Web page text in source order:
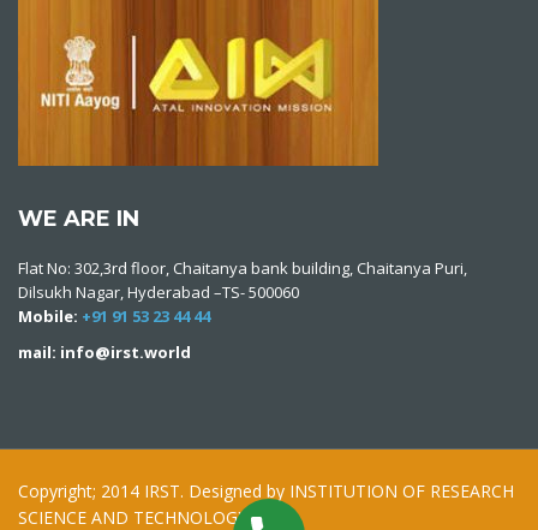
WE ARE IN
Flat No: 302,3rd floor, Chaitanya bank building, Chaitanya Puri,
Dilsukh Nagar, Hyderabad –TS- 500060
Mobile: +91 91 53 23 44 44
mail: info@irst.world
Copyright; 2014 IRST. Designed by INSTITUTION OF RESEARCH
SCIENCE AND TECHNOLOGY